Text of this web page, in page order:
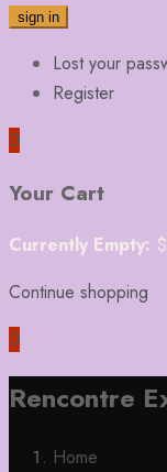
Lost your
Register
0
Your Cart
Currently Empty: $
Continue shopping
0
Rencontre
Home